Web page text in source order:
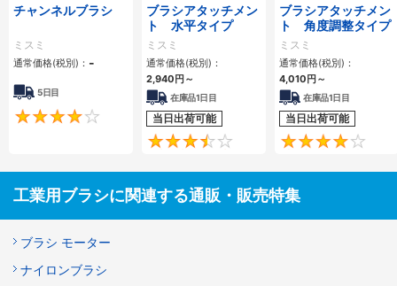
チャンネルブラシ
ミスミ
通常価格(税別)： -
5日目
4.1
ブラシアタッチメン
ト 水平タイプ
ミスミ
通常価格(税別)：
2,940円 ～
在庫品1日目
当日出荷可能
3.4
ブラシアタッチメン
ト 角度調整タイプ
ミスミ
通常価格(税別)：
4,010円 ～
在庫品1日目
当日出荷可能
工業用ブラシに関連する通販・販売特集
ブラシ モーター
ナイロンブラシ